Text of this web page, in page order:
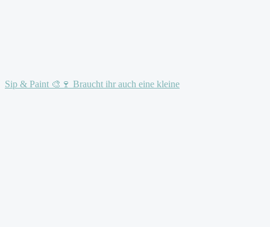
Sip & Paint 🎨🍷 Braucht ihr auch eine kleine